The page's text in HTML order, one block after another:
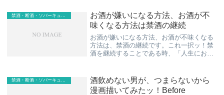
お酒が嫌いになる方法、お酒が不
味くなる方法は禁酒の継続
お酒が嫌いになる方法、お酒が不味くなる
方法は、禁酒の継続です。これ一択ッ！禁
酒を継続することである時、「人生にお酒
うことを再確認。」という発見をすること
があります。...
禁酒・断酒・ソバーキュリアス
酒飲めない男が、つまらないから
漫画描いてみたッ！Before